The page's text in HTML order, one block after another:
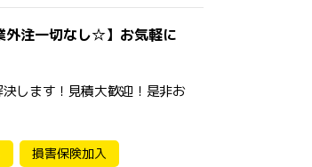
外注一切なし☆】お気軽に
します！見積大歓迎！是非お
損害保険加入